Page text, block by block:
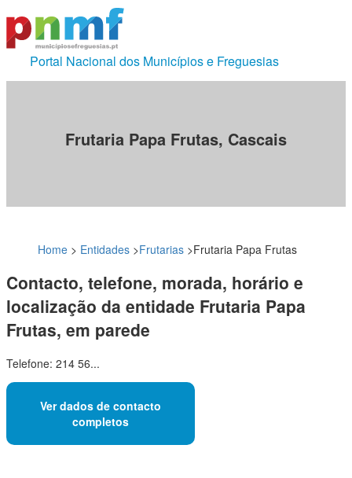
Portal Nacional dos Municípios e Freguesias
Frutaria Papa Frutas, Cascais
Home > Entidades >Frutarias >Frutaria Papa Frutas
Contacto, telefone, morada, horário e
localização da entidade Frutaria Papa
Frutas, em parede
Telefone: 214 56...
Ver dados de contacto
completos